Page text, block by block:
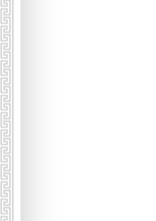
Подкаст с Христо